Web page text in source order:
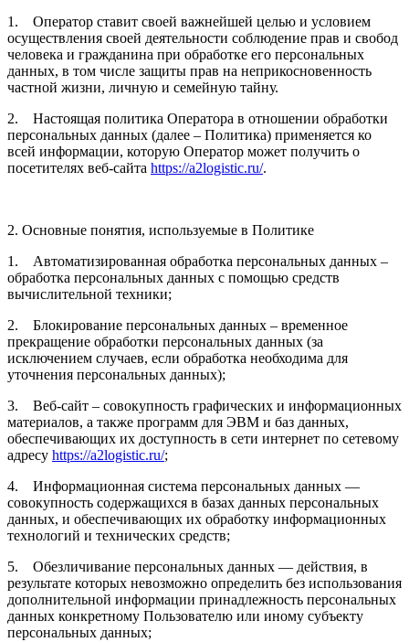
1. Оператор ставит своей важнейшей целью и условием
осуществления своей деятельности соблюдение прав и свобод
человека и гражданина при обработке его персональных
данных, в том числе защиты прав на неприкосновенность
частной жизни, личную и семейную тайну.
2. Настоящая политика Оператора в отношении обработки
персональных данных (далее – Политика) применяется ко
всей информации, которую Оператор может получить о
посетителях веб-сайта https://a2logistic.ru/.
2. Основные понятия, используемые в Политике
1. Автоматизированная обработка персональных данных –
обработка персональных данных с помощью средств
вычислительной техники;
2. Блокирование персональных данных – временное
прекращение обработки персональных данных (за
исключением случаев, если обработка необходима для
уточнения персональных данных);
3. Веб-сайт – совокупность графических и информационных
материалов, а также программ для ЭВМ и баз данных,
обеспечивающих их доступность в сети интернет по сетевому
адресу https://a2logistic.ru/;
4. Информационная система персональных данных —
совокупность содержащихся в базах данных персональных
данных, и обеспечивающих их обработку информационных
технологий и технических средств;
5. Обезличивание персональных данных — действия, в
результате которых невозможно определить без использования
дополнительной информации принадлежность персональных
данных конкретному Пользователю или иному субъекту
персональных данных;